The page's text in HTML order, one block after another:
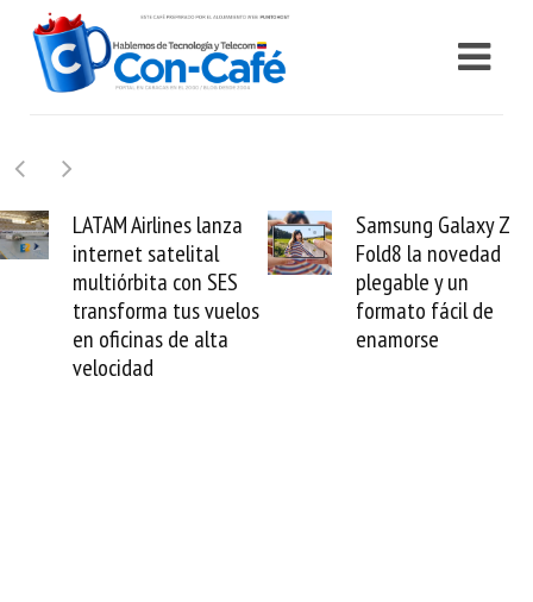
Airlines lanza
satelital
con SES
tus vuelos
oficinas de alta
Samsung Galaxy Z
Fold8 la novedad
plegable y un
formato fácil de